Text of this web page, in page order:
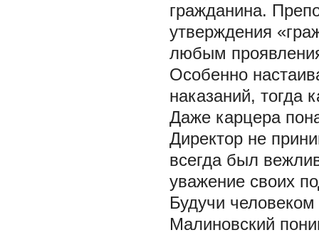
гражданина.
утверждения
любым
Особенно
наказаний, тогда
Даже карцера
Директор не
всегда был
уважение своих
Будучи
Малиновский